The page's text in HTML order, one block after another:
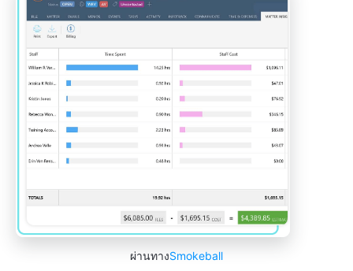
ผ่านทางSmokeball